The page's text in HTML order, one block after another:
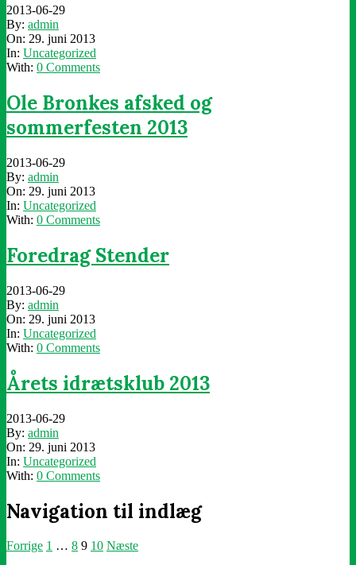
2013-06-29
By: admin
On: 29. juni 2013
In: Uncategorized
With: 0 Comments
Ole Bronkes afsked og
sommerfesten 2013
2013-06-29
By: admin
On: 29. juni 2013
In: Uncategorized
With: 0 Comments
Foredrag Stender
2013-06-29
By: admin
On: 29. juni 2013
In: Uncategorized
With: 0 Comments
Årets idrætsklub 2013
2013-06-29
By: admin
On: 29. juni 2013
In: Uncategorized
With: 0 Comments
Navigation til indlæg
Forrige 1 … 8 9 10 Næste